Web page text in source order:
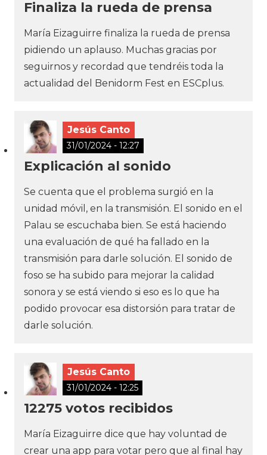
Finaliza la rueda de prensa
María Eizaguirre finaliza la rueda de prensa
pidiendo un aplauso. Muchas gracias por
seguirnos y recordad que tendréis toda la
actualidad del Benidorm Fest en ESCplus.
Jesús Canto
31/01/2024 - 12:27
Explicación al sonido
Se cuenta que el problema surgió en la
unidad móvil, en la transmisión. El sonido en el
Palau se escuchaba bien. Se está haciendo
una evaluación de qué ha fallado en la
transmisión para darle solución. El sonido de
foso se ha subido para mejorar la calidad
sonora y se está viendo si eso es lo que ha
podido provocar esa distorsión para tratar de
darle solución.
Jesús Canto
31/01/2024 - 12:25
12275 votos recibidos
María Eizaguirre dice que hay voluntad de
crear una app para votar pero que al final hay